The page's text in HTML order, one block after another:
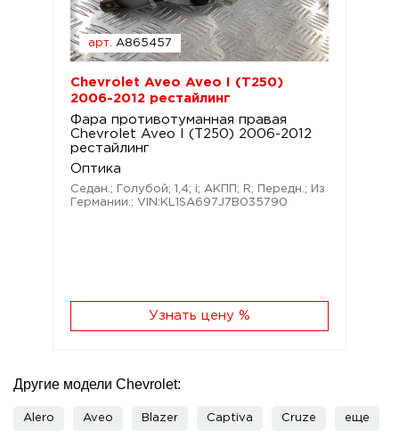
арт. A865457
Chevrolet Aveo Aveo I (T250)
2006-2012 рестайлинг
Фара противотуманная правая
Chevrolet Aveo I (T250) 2006-2012
рестайлинг
Оптика
Седан.; Голубой; 1,4; i; АКПП; R; Передн.; Из
Германии.; VIN:KL1SA697J7B035790
Узнать цену %
Другие модели Chevrolet:
Alero Aveo Blazer Captiva Cruze еще